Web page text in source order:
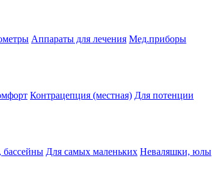
Аппараты для лечения Мед.приборы
Контрацепция (местная) Для потенции
бассейны Для самых маленьких Неваляшки, юлы